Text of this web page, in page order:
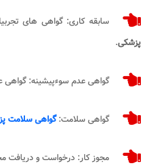
سابقه کاری: گواهی های
پزشکی.
گواهی عدم سوءپیشینه: گواهی
گواهی سلامت:گواهی سلامت
مجوز کار: درخواست و دریافت